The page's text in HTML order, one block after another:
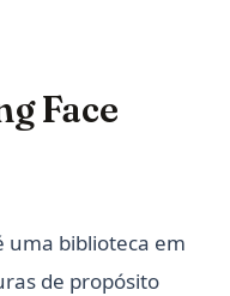
Face
uma biblioteca em
de propósito